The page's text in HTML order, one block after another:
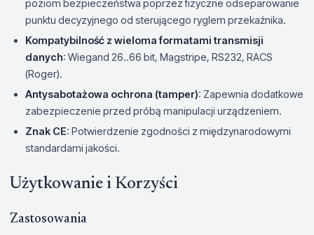
poziom bezpieczeństwa poprzez fizyczne odseparowanie
punktu decyzyjnego od sterującego ryglem przekaźnika.
Kompatybilność z wieloma formatami transmisji
danych: Wiegand 26..66 bit, Magstripe, RS232, RACS
(Roger).
Antysabotażowa ochrona (tamper): Zapewnia dodatkowe
zabezpieczenie przed próbą manipulacji urządzeniem.
Znak CE: Potwierdzenie zgodności z międzynarodowymi
standardami jakości.
Użytkowanie i Korzyści
Zastosowania